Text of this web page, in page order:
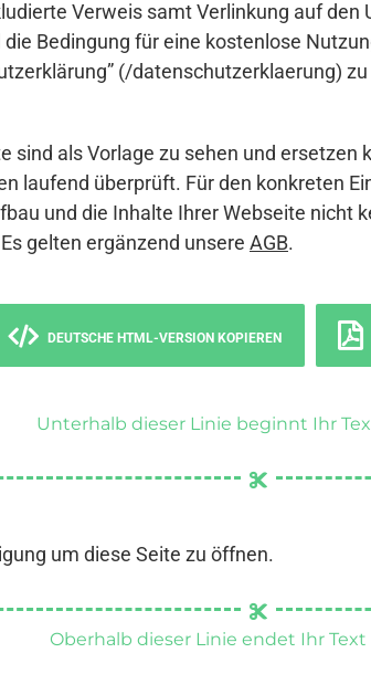
Verweis samt Verlinkung auf
Bedingung für eine kostenlose
(/datenschutzerklaerung)
sind als Vorlage zu sehen und
laufend überprüft. Für den konkreten
und die Inhalte Ihrer Webseite nicht
gelten ergänzend unsere AGB.
DEUTSCHE HTML-VERSION KOPIEREN
Unterhalb dieser Linie beginnt Ihr
um diese Seite zu öffnen.
Oberhalb dieser Linie endet Ihr